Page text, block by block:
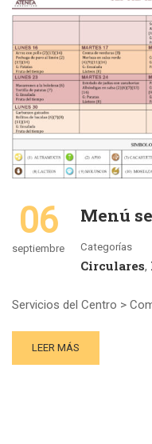
06
septiembre
Menú
Categorías
Circulares,
Servicios del Centro >
LEER MÁS